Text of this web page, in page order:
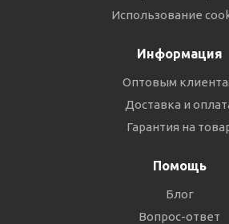
Использование
Информация
Оптовым
Доставка и
Гарантия на
Помощь
Блог
Вопрос-ответ